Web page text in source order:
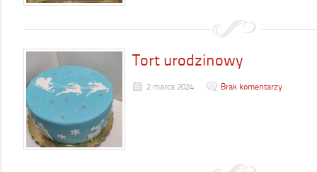
Tort urodzinowy
2 marca 2024 Brak komentarzy